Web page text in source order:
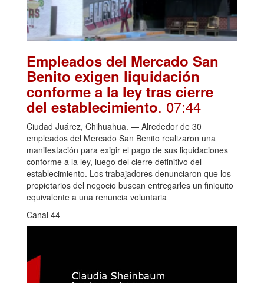
Empleados del Mercado San
Benito exigen liquidación
conforme a la ley tras cierre
del establecimiento. 07:44
Ciudad Juárez, Chihuahua. — Alrededor de 30
empleados del Mercado San Benito realizaron una
manifestación para exigir el pago de sus liquidaciones
conforme a la ley, luego del cierre definitivo del
establecimiento. Los trabajadores denunciaron que los
propietarios del negocio buscan entregarles un finiquito
equivalente a una renuncia voluntaria
Canal 44